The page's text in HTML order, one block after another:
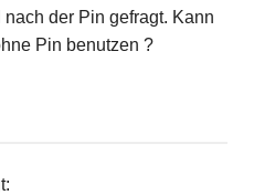
der Pin gefragt. Kann
Pin benutzen ?